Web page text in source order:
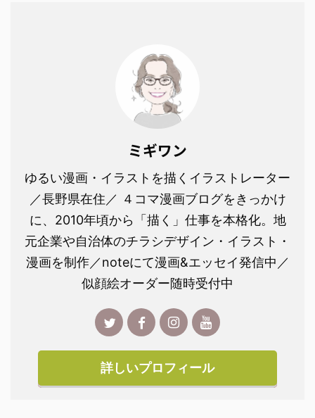
ミギワン
ゆるい漫画・イラストを描くイラストレーター
／長野県在住／ ４コマ漫画ブログをきっかけ
に、2010年頃から「描く」仕事を本格化。地
元企業や自治体のチラシデザイン・イラスト・
漫画を制作／noteにて漫画&エッセイ発信中／
似顔絵オーダー随時受付中
詳しいプロフィール